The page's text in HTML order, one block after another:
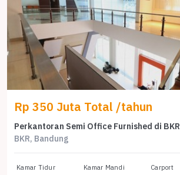
Rp 350 Juta Total /tahun
Perkantoran Semi Office Furnished di BKR
BKR, Bandung
Kamar Tidur Kamar Mandi Carport